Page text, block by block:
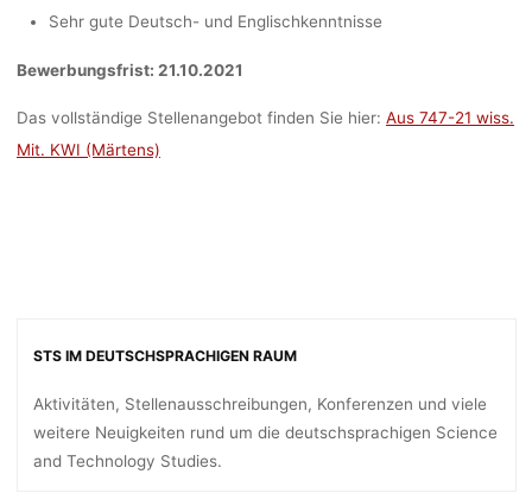
Sehr gute Deutsch- und Englischkenntnisse
Bewerbungsfrist: 21.10.2021
Das vollständige Stellenangebot finden Sie hier: Aus 747-21 wiss.
Mit. KWI (Märtens)
STS IM DEUTSCHSPRACHIGEN RAUM
Aktivitäten, Stellenausschreibungen, Konferenzen und viele
weitere Neuigkeiten rund um die deutschsprachigen Science
and Technology Studies.